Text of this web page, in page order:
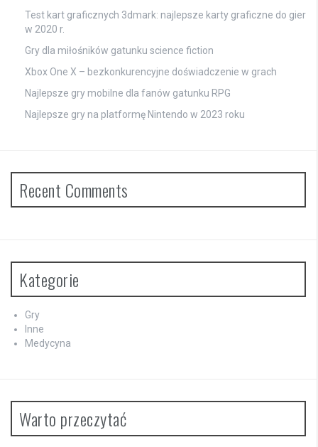
Test kart graficznych 3dmark: najlepsze karty graficzne do gier
w 2020 r.
Gry dla miłośników gatunku science fiction
Xbox One X – bezkonkurencyjne doświadczenie w grach
Najlepsze gry mobilne dla fanów gatunku RPG
Najlepsze gry na platformę Nintendo w 2023 roku
Recent Comments
Kategorie
Gry
Inne
Medycyna
Warto przeczytać